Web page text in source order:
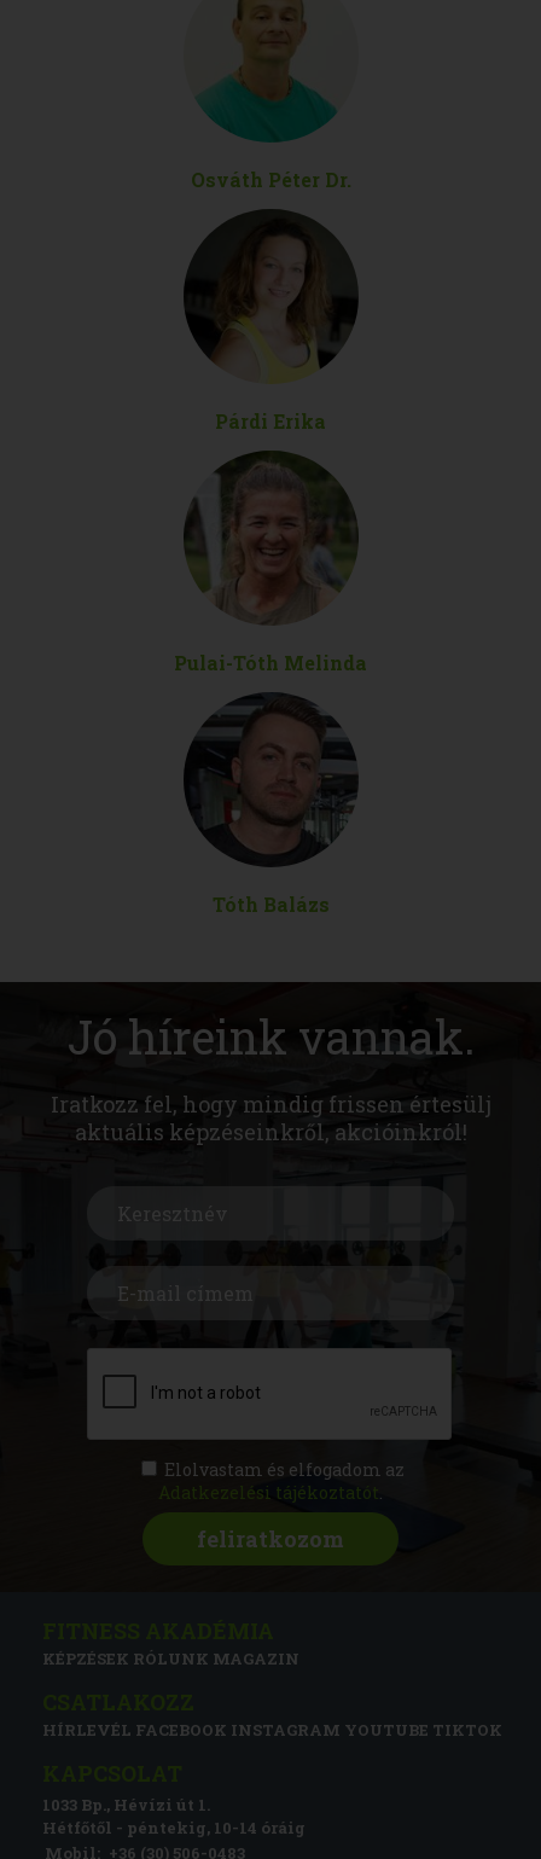
Osváth Péter Dr.
Párdi Erika
Pulai-Tóth Melinda
Tóth Balázs
Jó híreink vannak.
Iratkozz fel, hogy mindig frissen értesülj
aktuális képzéseinkről, akcióinkról!
Elolvastam és elfogadom az
Adatkezelési tájékoztatót
KÉPZÉSEK RÓLUNK MAGAZIN
HÍRLEVÉL FACEBOOK INSTAGRAM YOUTUBE TIKTOK
1033 Bp., Hévízi út 1.
Hétfőtől - péntekig, 10-14 óráig
Mobil: +36 (30) 506-0483